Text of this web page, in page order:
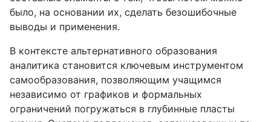
было, на основании их, сделать безошибочные
выводы и применения.
В контексте альтернативного образования
аналитика становится ключевым инструментом
самообразования, позволяющим учащимся
независимо от графиков и формальных
ограничений погружаться в глубинные пласты